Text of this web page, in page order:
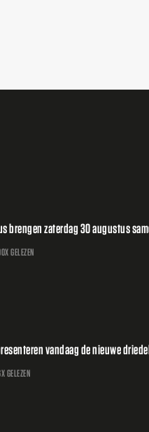
brengen zaterdag 30 augustus
GELEZEN
vandaag de nieuwe
GELEZEN